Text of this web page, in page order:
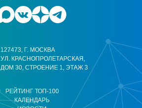
РЕЙТИНГ ТОП-100
КАЛЕНДАРЬ
127473, Г. МОСКВА
УЛ. КРАСНОПРОЛЕТАРСКАЯ,
ДОМ 30, СТРОЕНИЕ 1, ЭТАЖ 3